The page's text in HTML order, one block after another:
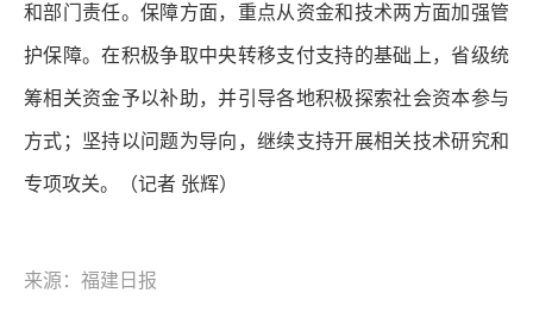
和部门责任。保障方面，重点从资金和技术两方面加强管
护保障。在积极争取中央转移支付支持的基础上，省级统
筹相关资金予以补助，并引导各地积极探索社会资本参与
方式；坚持以问题为导向，继续支持开展相关技术研究和
专项攻关。 （记者 张辉）
来源：福建日报